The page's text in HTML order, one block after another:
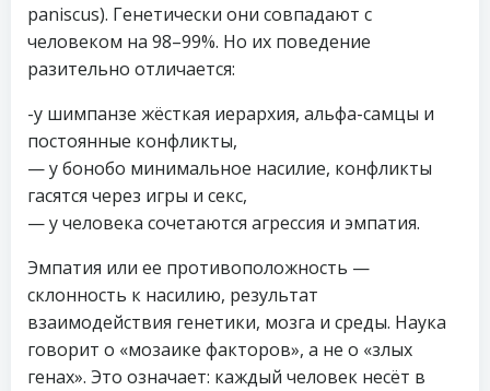
paniscus). Генетически они совпадают с
человеком на 98–99%. Но их поведение
разительно отличается:
-у шимпанзе жёсткая иерархия, альфа-самцы и
постоянные конфликты,
— у бонобо минимальное насилие, конфликты
гасятся через игры и секс,
— у человека сочетаются агрессия и эмпатия.
Эмпатия или ее противоположность —
склонность к насилию, результат
взаимодействия генетики, мозга и среды. Наука
говорит о «мозаике факторов», а не о «злых
генах». Это означает: каждый человек несёт в